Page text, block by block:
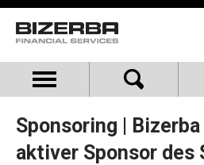
Sponsoring |
aktiver Sponsor des